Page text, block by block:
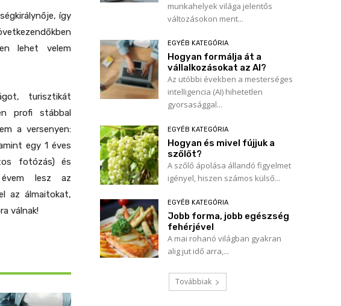
így
lehet velem
turisztikát
profi stábbal
a versenyen:
egy 1 éves
fotózás) és
lesz az
az álmaitokat,
válnak!
munkahelyek világa jelentős
változásokon ment...
EGYÉB KATEGÓRIA
Hogyan formálja át a
vállalkozásokat az AI?
Az utóbbi években a mesterséges
intelligencia (AI) hihetetlen
gyorsasággal...
EGYÉB KATEGÓRIA
Hogyan és mivel fújjuk a
szőlőt?
A szőlő ápolása állandó figyelmet
igényel, hiszen számos külső...
EGYÉB KATEGÓRIA
Jobb forma, jobb egészség
fehérjével
A mai rohanó világban gyakran
alig jut idő arra,...
Továbbiak